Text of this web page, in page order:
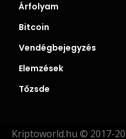
Árfolyam
Bitcoin
Vendégbejegyzés
Elemzések
Tőzsde
Kriptoworld.hu © 2017-